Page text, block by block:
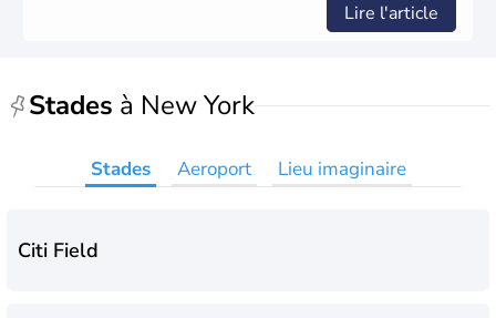
Lire l'article
Stades à New York
Stades Aeroport Lieu imaginaire
Citi Field